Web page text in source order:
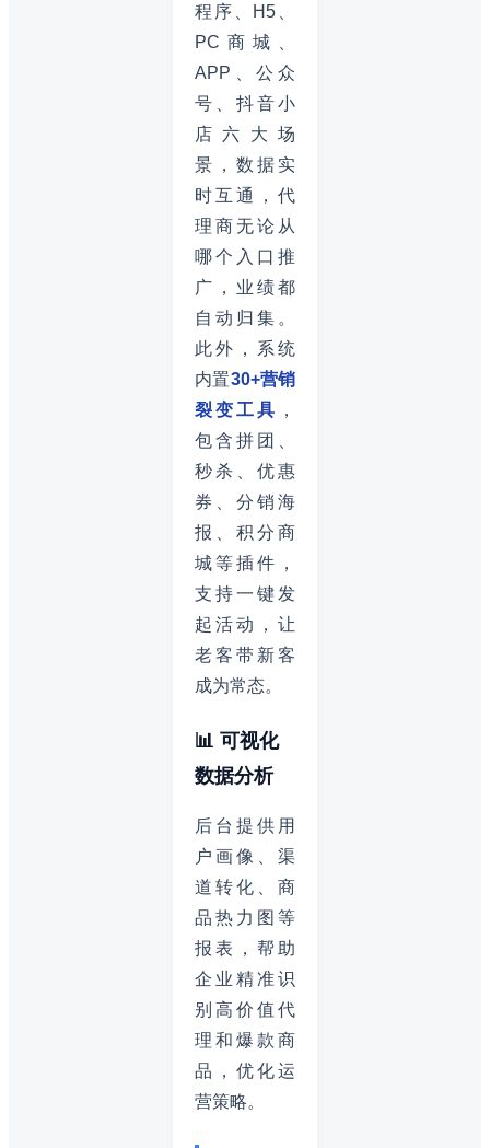
程序、H5、
PC商城、
APP、公众
号、抖音小
店六大场
景，数据实
时互通，代
理商无论从
哪个入口推
广，业绩都
自动归集。
此外，系统
内置30+营销
裂变工具 ，
包含拼团、
秒杀、优惠
券、分销海
报、积分商
城等插件，
支持一键发
起活动，让
老客带新客
成为常态。
📊 可视化
数据分析
后台提供用
户画像、渠
道转化、商
品热力图等
报表，帮助
企业精准识
别高价值代
理和爆款商
品，优化运
营策略。